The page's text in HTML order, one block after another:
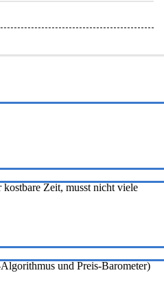
Zeit, musst nicht viele
und Preis-Barometer)